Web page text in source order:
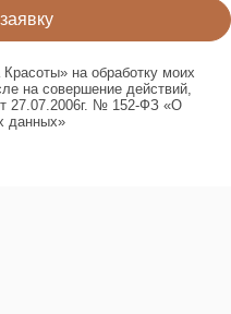
на обработку моих
на совершение действий,
27.07.2006г. № 152-ФЗ «О
данных»